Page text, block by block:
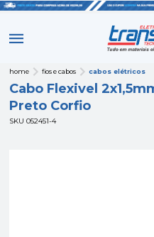
home fios e cabos cabos elétricos
Cabo Flexivel
Preto Corfio
SKU 052451-4